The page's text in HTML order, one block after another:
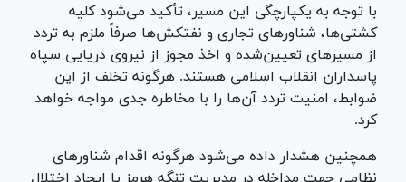
با توجه به یکپارچگی این مسیر، تأکید می‌شود کلیه
کشتی‌ها، شناورهای تجاری و نفتکش‌ها صرفاً ملزم به تردد
از مسیرهای تعیین‌شده و اخذ مجوز از نیروی دریایی سپاه
پاسداران انقلاب اسلامی هستند. هرگونه تخلف از این
ضوابط، امنیت تردد آن‌ها را با مخاطره جدی مواجه خواهد
کرد.
همچنین هشدار داده می‌شود هرگونه اقدام شناورهای